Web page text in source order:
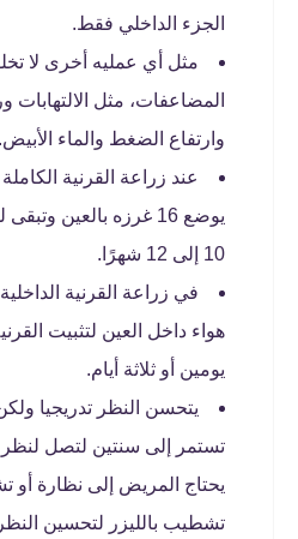
الجزء الداخلي فقط.
مثل أي عمليه أخرى لا
المضاعفات، مثل
وارتفاع الضغط والماء الأبيض.
عند زراعة القرنية الكاملة
يوضع 16 غرزه بالعين
10 إلى 12 شهرًا.
في زراعة القرنية
هواء داخل العين لتثبيت
يومين أو ثلاثة أيام.
يتحسن النظر تدريجيا
تستمر إلى سنتين لتصل لنظر
يحتاج المريض إلى نظارة أو
تشطيب بالليزر لتحسين